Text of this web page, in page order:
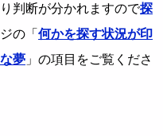
判断が分かれますので探
の「 何かを探す状況が印
夢 」の項目をご覧くださ